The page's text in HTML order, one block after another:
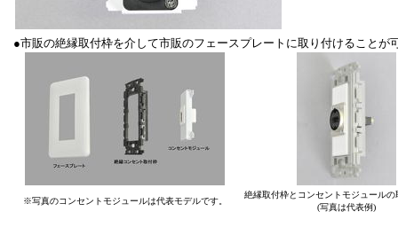
●市販の絶縁取付枠を介して市販のフェースプレートに取り付けることが
※写真のコンセントモジュールは代表モデルです。
絶縁取付枠とコンセントモジュールの
(写真は代表例)